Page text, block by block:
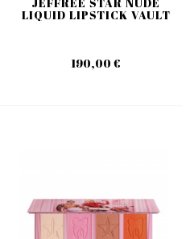
LIQUID LIPSTICK VAULT
190,00 €